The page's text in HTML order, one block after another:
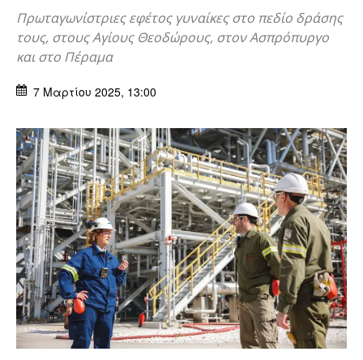
Πρωταγωνίστριες εφέτος γυναίκες στο πεδίο δράσης
τους, στους Αγίους Θεοδώρους, στον Ασπρόπυργο
και στο Πέραμα
7 Μαρτίου 2025, 13:00